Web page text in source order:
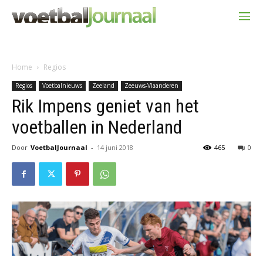
Home Regios
Regios Voetbalnieuws Zeeland Zeeuws-Vlaanderen
Rik Impens geniet van het
voetballen in Nederland
Door VoetbalJournaal - 14 juni 2018 0
465